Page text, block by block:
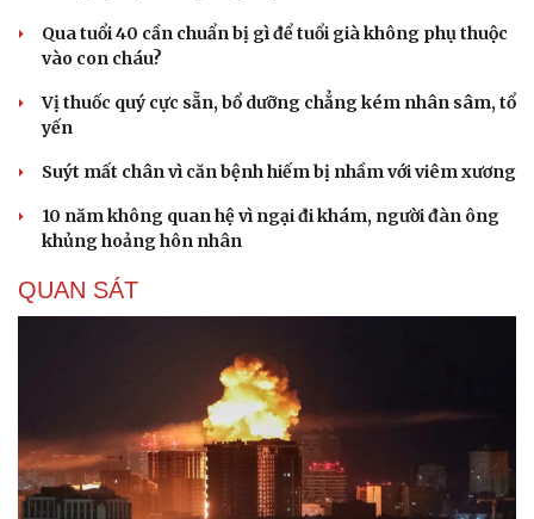
Qua tuổi 40 cần chuẩn bị gì để tuổi già không phụ thuộc
vào con cháu?
Vị thuốc quý cực sẵn, bổ dưỡng chẳng kém nhân sâm, tổ
yến
Suýt mất chân vì căn bệnh hiếm bị nhầm với viêm xương
10 năm không quan hệ vì ngại đi khám, người đàn ông
khủng hoảng hôn nhân
QUAN SÁT